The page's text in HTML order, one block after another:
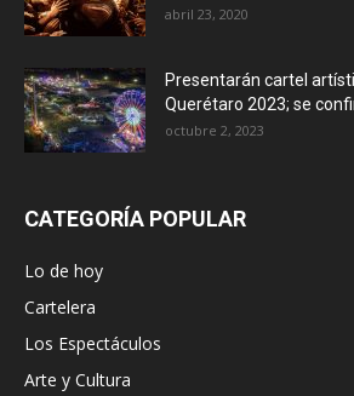
abril 23, 2020
Presentarán cartel
Querétaro 2023; se
octubre 2, 2023
CATEGORÍA POPULAR
Lo de hoy
Cartelera
Los Espectáculos
Arte y Cultura